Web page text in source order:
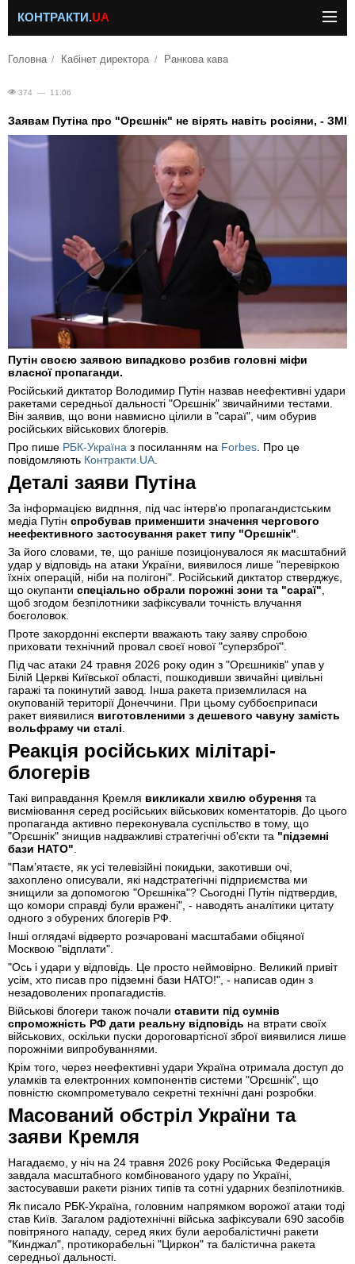
КОНТРАКТИ.UA
Головна Кабінет директора Ранкова кава
374 — 11.06
Заявам Путіна про "Орєшнік" не вірять навіть росіяни, - ЗМІ
Путін своєю заявою випадково розбив головні міфи
власної пропаганди.
Російський диктатор Володимир Путін назвав неефективні удари
ракетами середньої дальності "Орєшнік" звичайними тестами.
Він заявив, що вони навмисно цілили в "сараї", чим обурив
російських військових блогерів.
Про пише РБК-Україна з посиланням на Forbes . Про це
повідомляють Контракти.UA
Деталі заяви Путіна
За інформацією видпння, під час інтерв'ю пропагандистським
медіа Путін спробував применшити значення чергового
неефективного застосування ракет типу "Орєшнік"
За його словами, те, що раніше позиціонувалося як масштабний
удар у відповідь на атаки України, виявилося лише "перевіркою
їхніх операцій, ніби на полігоні". Російський диктатор стверджує,
що окупанти спеціально обрали порожні зони та "сараї"
щоб згодом безпілотники зафіксували точність влучання
боєголовок.
Проте закордонні експерти вважають таку заяву спробою
приховати технічний провал своєї нової "суперзброї".
Під час атаки 24 травня 2026 року один з "Орєшників" упав у
Білій Церкві Київської області, пошкодивши звичайні цивільні
гаражі та покинутий завод. Інша ракета приземлилася на
окупованій території Донеччини. При цьому суббоєприпаси
ракет виявилися виготовленими з дешевого чавуну замість
вольфраму чи сталі
Реакція російських мілітарі-
блогерів
Такі виправдання Кремля викликали хвилю обурення та
висміювання серед російських військових коментаторів. До цього
пропаганда активно переконувала суспільство в тому, що
"Орєшнік" знищив надважливі стратегічні об'єкти та "підземні
бази НАТО"
"Пам’ятаєте, як усі телевізійні покидьки, закотивши очі,
захоплено описували, які надстратегічні підприємства ми
знищили за допомогою "Орєшніка"? Сьогодні Путін підтвердив,
що комори справді були вражені", - наводять аналітики цитату
одного з обурених блогерів РФ.
Інші оглядачі відверто розчаровані масштабами обіцяної
Москвою "відплати".
"Ось і удари у відповідь. Це просто неймовірно. Великий привіт
усім, хто писав про підземні бази НАТО!", - написав один з
незадоволених пропагадистів.
Військові блогери також почали ставити під сумнів
спроможність РФ дати реальну відповідь на втрати своїх
військових, оскільки пуски дороговартісної зброї виявилися лише
порожніми випробуваннями.
Крім того, через неефективні удари Україна отримала доступ до
уламків та електронних компонентів системи "Орєшнік", що
повністю скомпрометувало секретні технічні дані розробки.
Масований обстріл України та
заяви Кремля
Нагадаємо, у ніч на 24 травня 2026 року Російська Федерація
завдала масштабного комбінованого удару по Україні,
застосувавши ракети різних типів та сотні ударних безпілотників.
Як писало РБК-Україна, головним напрямком ворожої атаки тоді
став Київ. Загалом радіотехнічні війська зафіксували 690 засобів
повітряного нападу, серед яких були аеробалістичні ракети
"Кинджал", протикорабельні "Циркон" та балістична ракета
середньої дальності.